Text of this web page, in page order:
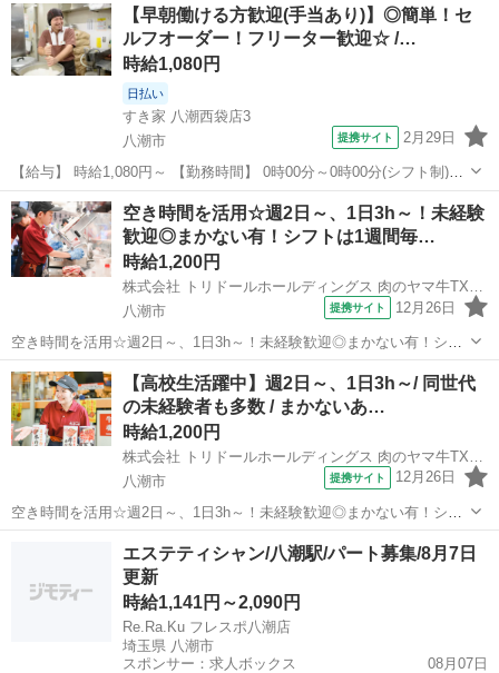
【早朝働ける方歓迎(手当あり)】◎簡単！セ
ルフオーダー！フリーター歓迎☆ /…
時給1,080円
日払い
すき家 八潮西袋店3
八潮市
提携サイト 2月29日
【給与】 時給1,080円～ 【勤務時間】 0時00分～0時00分(シフト制)、
1日2時間 週2日 から応相談 【お仕事内容】 【仕事内容】 ◆すき家ス
タッフ募集◆ 【お仕事内容】 ◎接客 ◎調理 ◎販売 ◎金銭管理 ...
埼玉 八潮市 レストラン
空き時間を活用☆週2日～、1日3h～！未経験
歓迎◎まかない有！シフトは1週間毎…
時給1,200円
株式会社 トリドールホールディングス 肉のヤマ牛TXアベニュー八潮店
八潮市
提携サイト 12月26日
空き時間を活用☆週2日～、1日3h～！未経験歓迎◎まかない有！シフ
トは1週間毎♪ 仕事内容： …………………………… ★週2日～、1日3h
～◎ ★バイトデビューも大歓迎 ★1食120円で800円分食べられるまか
ない有 ...
埼玉 八潮市 レストラン
【高校生活躍中】週2日～、1日3h～/ 同世代
の未経験者も多数 / まかないあ…
時給1,200円
八潮市
提携サイト 12月26日
空き時間を活用☆週2日～、1日3h～！未経験歓迎◎まかない有！シフ
トは1週間毎♪ ≪同世代が多いから働きやすい！≫【接客・調理】高校
生さん歓迎!!高校生の初バイトにもオススメ 【高校生におススメポイ
ント】 ・はじめてのア...
エステティシャン/八潮駅/パート募集/8月7日
更新
時給1,141円～2,090円
Re.Ra.Ku フレスポ八潮店
埼玉県 八潮市
スポンサー：求人ボックス
08月07日